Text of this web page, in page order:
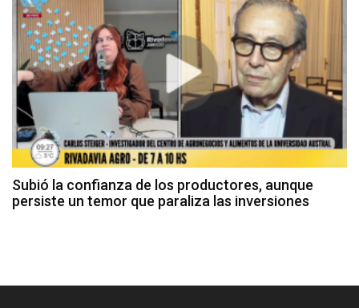
Subió la confianza de los productores, aunque
persiste un temor que paraliza las inversiones